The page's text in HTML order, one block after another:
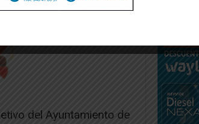
del Ayuntamiento de